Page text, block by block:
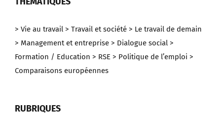
> Vie au travail > Travail et société > Le travail de demain
> Management et entreprise > Dialogue social >
Formation / Education > RSE > Politique de l’emploi >
Comparaisons européennes
RUBRIQUES